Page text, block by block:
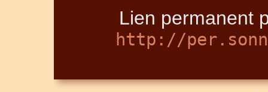
Lien permanent
http://